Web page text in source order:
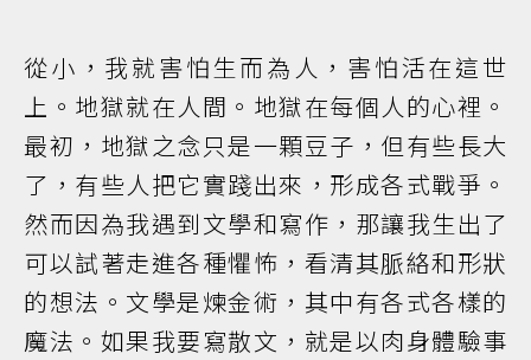
從小，我就害怕生而為人，害怕活在這世
上。地獄就在人間。地獄在每個人的心裡。
最初，地獄之念只是一顆豆子，但有些長大
了，有些人把它實踐出來，形成各式戰爭。
然而因為我遇到文學和寫作，那讓我生出了
可以試著走進各種懼怖，看清其脈絡和形狀
的想法。文學是煉金術，其中有各式各樣的
魔法。如果我要寫散文，就是以肉身體驗事